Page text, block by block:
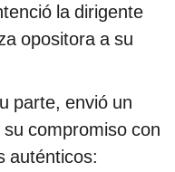
la dirigente
opositora a su
parte, envió un
compromiso con
auténticos: